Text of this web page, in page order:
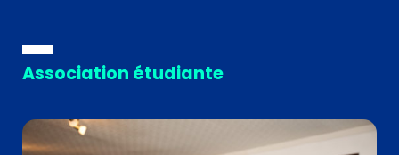
Association étudiante